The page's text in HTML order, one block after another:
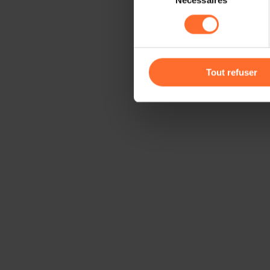
cas de refus de tous les
gauche de chaque page.
consentement
Tout refuser